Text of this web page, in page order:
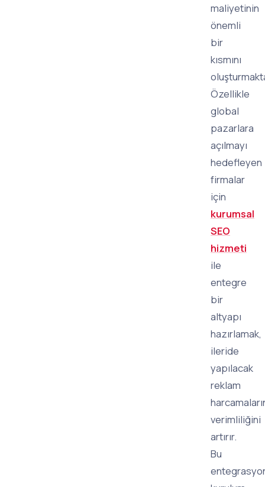
maliyetinin
önemli
bir
kısmını
Özellikle
global
pazarlara
açılmayı
hedefleyen
firmalar
için
kurumsal
SEO
hizmeti
ile
entegre
bir
altyapı
hazırlamak,
ileride
yapılacak
reklam
verimliliğini
artırır.
Bu